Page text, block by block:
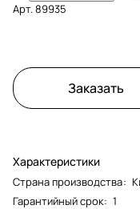
Арт.89935
Заказать
Характеристики
Страна производства:
Гарантийный срок: 1